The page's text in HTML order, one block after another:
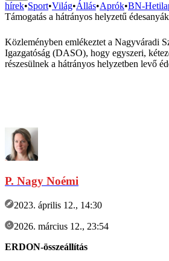
hírek•Sport•Világ•Állás•Aprók•BN-
Támogatás a hátrányos helyzetű
Közleményben emlékeztet a Nagyváradi
Igazgatóság (DASO), hogy egyszeri,
részesülnek a hátrányos helyzetben levő
P. Nagy Noémi
2023. április 12., 14:30
2026. március 12., 23:54
ERDON-összeállítás